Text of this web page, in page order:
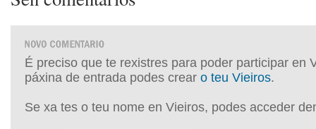
É preciso que te rexistres para poder participar en
páxina de entrada podes crear o teu Vieiros.
Se xa tes o teu nome en Vieiros, podes acceder